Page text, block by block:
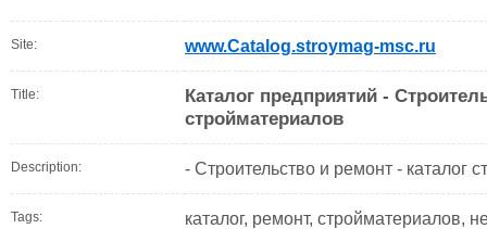
Site: www.Catalog.stroymag-msc.ru
Title:
Каталог предприятий -
стройматериалов
Description: - Строительство и ремонт - каталог
Tags:
каталог, ремонт, стройматериалов,